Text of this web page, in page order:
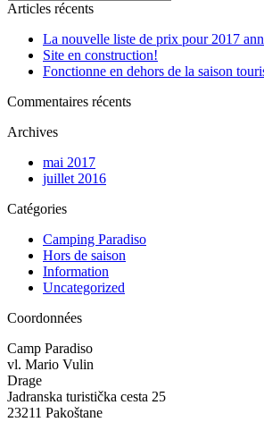
Articles récents
La nouvelle liste de prix pour 2017
Site en construction!
Fonctionne en dehors de la saison
Commentaires récents
Archives
mai 2017
juillet 2016
Catégories
Camping Paradiso
Hors de saison
Information
Uncategorized
Coordonnées
Camp Paradiso
vl. Mario Vulin
Drage
Jadranska turistička cesta 25
23211 Pakoštane